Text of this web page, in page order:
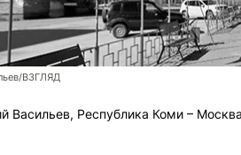
ВЗГЛЯД
Васильев, Республика Коми – Москва